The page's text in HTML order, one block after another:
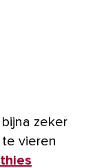
zeker
vieren